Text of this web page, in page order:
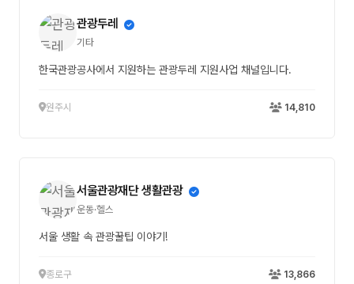
관광두레
기타
한국관광공사에서 지원하는 관광두레 지원사업 채널입니다.
원주시 14,810
서울관광재단 생활관광
운동·헬스
서울 생활 속 관광꿀팁 이야기!
종로구 13,866